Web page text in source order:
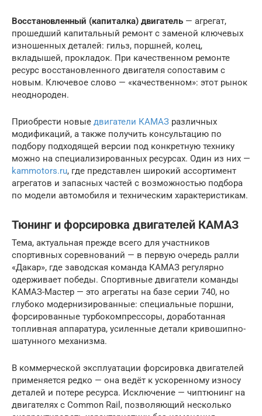
Восстановленный (капиталка) двигатель — агрегат,
прошедший капитальный ремонт с заменой ключевых
изношенных деталей: гильз, поршней, колец,
вкладышей, прокладок. При качественном ремонте
ресурс восстановленного двигателя сопоставим с
новым. Ключевое слово — «качественном»: этот рынок
неоднороден.
Приобрести новые двигатели КАМАЗ различных
модификаций, а также получить консультацию по
подбору подходящей версии под конкретную технику
можно на специализированных ресурсах. Один из них —
kammotors.ru, где представлен широкий ассортимент
агрегатов и запасных частей с возможностью подбора
по модели автомобиля и техническим характеристикам.
Тюнинг и форсировка двигателей КАМАЗ
Тема, актуальная прежде всего для участников
спортивных соревнований — в первую очередь ралли
«Дакар», где заводская команда КАМАЗ регулярно
одерживает победы. Спортивные двигатели команды
КАМАЗ-Мастер — это агрегаты на базе серии 740, но
глубоко модернизированные: специальные поршни,
форсированные турбокомпрессоры, доработанная
топливная аппаратура, усиленные детали кривошипно-
шатунного механизма.
В коммерческой эксплуатации форсировка двигателей
применяется редко — она ведёт к ускоренному износу
деталей и потере ресурса. Исключение — чиптюнинг на
двигателях с Common Rail, позволяющий несколько